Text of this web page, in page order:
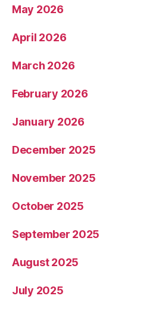
May 2026
April 2026
March 2026
February 2026
January 2026
December 2025
November 2025
October 2025
September 2025
August 2025
July 2025